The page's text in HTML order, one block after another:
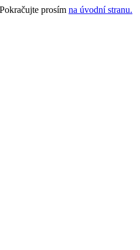
prosím na úvodní stranu.